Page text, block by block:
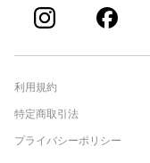
利用規約
特定商取引法
プライバシーポリシー